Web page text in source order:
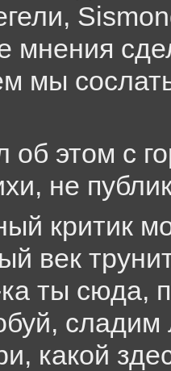
мнения
мы
об этом с
не
критик
век
ты сюда,
сладим
какой